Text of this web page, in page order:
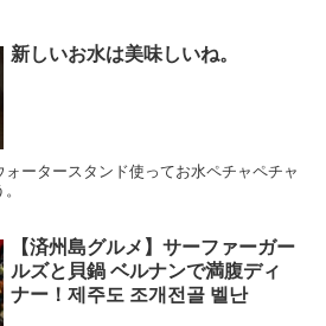
新しいお水は美味しいね。
ォータースタンド使ってお水ペチャペチャ
【済州島グルメ】サーファーガー
ルズと貝鍋 ベルナンで満腹ディ
ナー！제주도 조개전골 벨난